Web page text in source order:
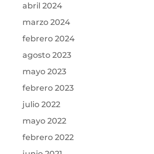
abril 2024
marzo 2024
febrero 2024
agosto 2023
mayo 2023
febrero 2023
julio 2022
mayo 2022
febrero 2022